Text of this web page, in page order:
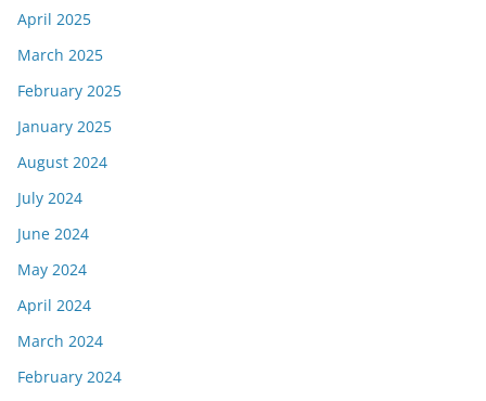
April 2025
March 2025
February 2025
January 2025
August 2024
July 2024
June 2024
May 2024
April 2024
March 2024
February 2024